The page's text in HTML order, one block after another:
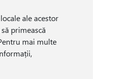
ale acestor
primească
mai multe